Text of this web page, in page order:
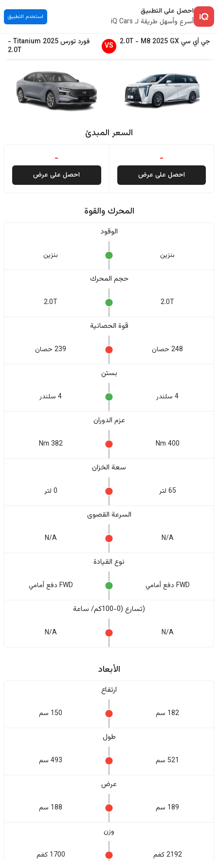
احصل على التطبيق
أسرع وأسهل طريقة لـ iQ Cars
استخدم التطبيق
جي أي سي M8 2025 GX
-
2.0T
VS فوردتورس2025
Titanium
-
2.0T
السعر المبدئ
-
احصل على عرض
-
احصل على عرض
المحرك والقوة
الوقود
بنزين بنزين
حجم المحرك
2.0T
2.0T
قوة الحصانية
248 حصان 239 حصان
بستن
4 سلندر 4 سلندر
عزم الدوران
400 Nm
382 Nm
سعة الخزان
65 لتر 0 لتر
السرعة القصوى
N/A
N/A
نوع القيادة
FWD دفع أمامي FWD دفع أمامي
(تسارع (0-100كم/ ساعة
N/A
N/A
الأبعاد
ارتفاع
182 سم 150 سم
طول
521 سم 493 سم
عرض
189 سم 188 سم
وزن
2192 كغم 1700 كغم